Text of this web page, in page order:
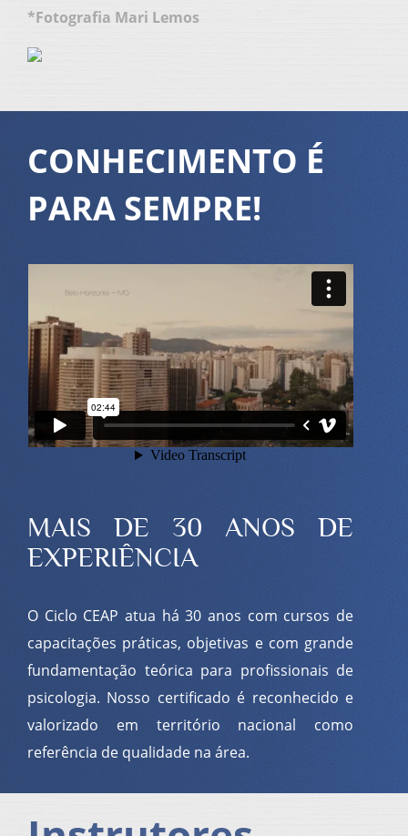
*Fotografia Mari Lemos
CONHECIMENTO É
PARA SEMPRE!
MAIS DE 30 ANOS DE
EXPERIÊNCIA
O Ciclo CEAP atua há 30 anos com cursos de
capacitações práticas, objetivas e com grande
fundamentação teórica para profissionais de
psicologia. Nosso certificado é reconhecido e
valorizado em território nacional como
referência de qualidade na área.